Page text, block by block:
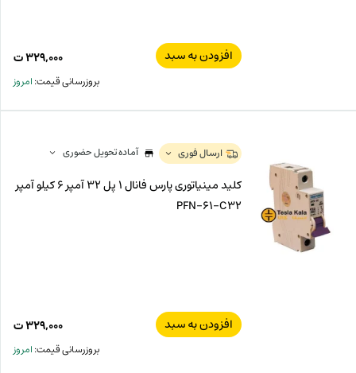
افزودن به سبد ۳۲۹,۰۰۰ت
بروزرسانی قیمت:امروز
ارسال فوری آماده تحویل حضوری
کلید مینیاتوری پارس فانال 1 پل 32 آمپر 6 کیلو آمپر
PFN-61-C32
افزودن به سبد ۳۲۹,۰۰۰ت
بروزرسانی قیمت:امروز